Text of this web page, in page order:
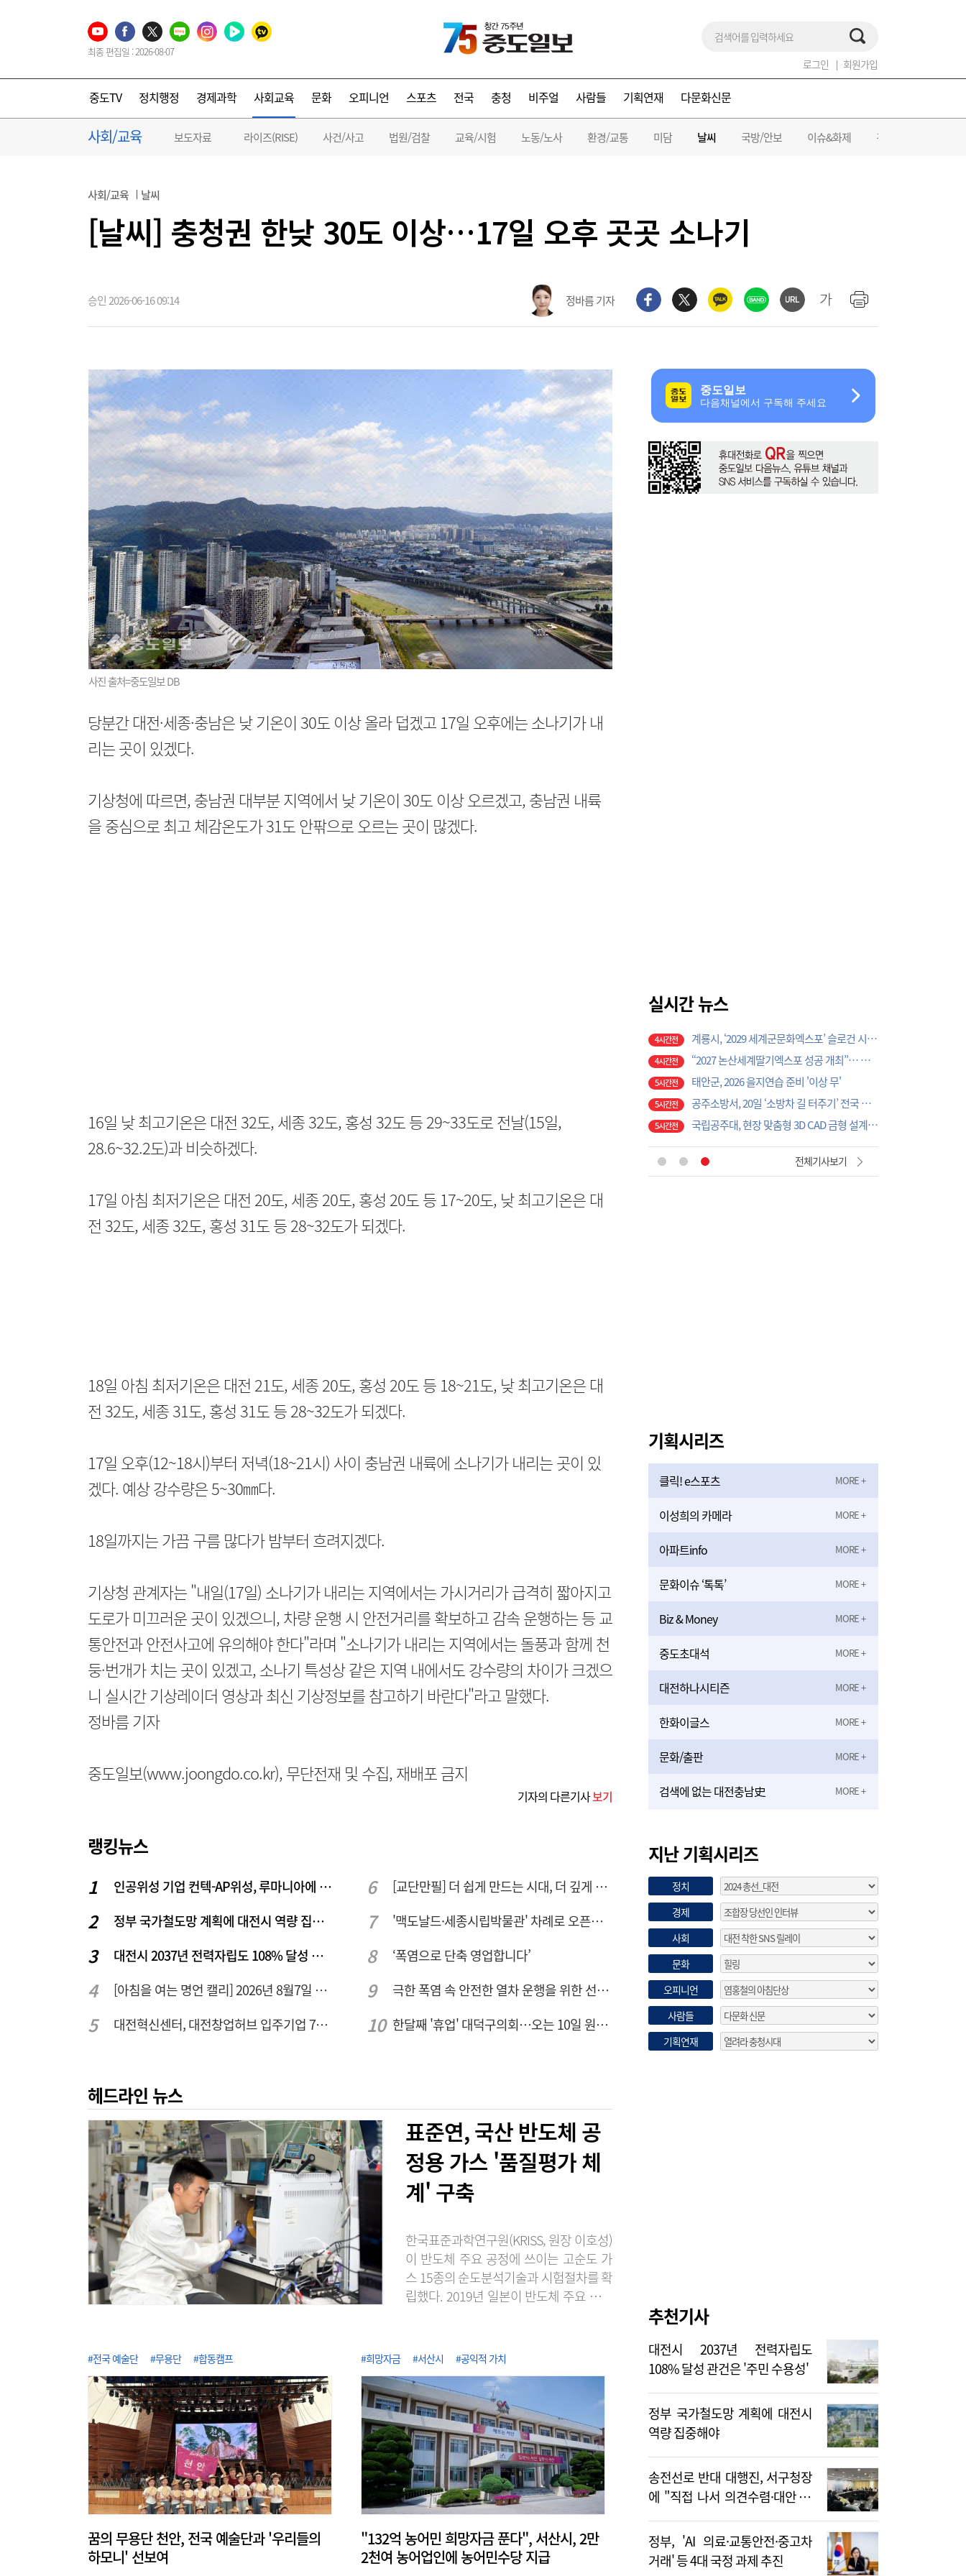
최종 편집일 : 2026-08-07
로그인 회원가입
중도TV 정치행정 경제과학 사회교육 문화 오피니언 스포츠 전국 충청 비주얼 사람들 기획연재 다문화신문
사회/교육 보도자료 라이즈(RISE) 사건/사고 법원/검찰 교육/시험 노동/노사 환경/교통 미담 날씨 국방/안보 이슈&화제 건강/의료
사회/교육 날씨
[날씨] 충청권 한낮 30도 이상…17일 오후 곳곳 소나기
승인 2026-06-16 09:14 정바름 기자
사진 출처=중도일보 DB
당분간 대전·세종·충남은 낮 기온이 30도 이상 올라 덥겠고 17일 오후에는 소나기가 내
리는 곳이 있겠다.
기상청에 따르면, 충남권 대부분 지역에서 낮 기온이 30도 이상 오르겠고, 충남권 내륙
을 중심으로 최고 체감온도가 31도 안팎으로 오르는 곳이 많겠다.
16일 낮 최고기온은 대전 32도, 세종 32도, 홍성 32도 등 29~33도로 전날(15일,
28.6~32.2도)과 비슷하겠다.
17일 아침 최저기온은 대전 20도, 세종 20도, 홍성 20도 등 17~20도, 낮 최고기온은 대
전 32도, 세종 32도, 홍성 31도 등 28~32도가 되겠다.
18일 아침 최저기온은 대전 21도, 세종 20도, 홍성 20도 등 18~21도, 낮 최고기온은 대
전 32도, 세종 31도, 홍성 31도 등 28~32도가 되겠다.
17일 오후(12~18시)부터 저녁(18~21시) 사이 충남권 내륙에 소나기가 내리는 곳이 있
겠다. 예상 강수량은 5~30㎜다.
18일까지는 가끔 구름 많다가 밤부터 흐려지겠다.
기상청 관계자는 "내일(17일) 소나기가 내리는 지역에서는 가시거리가 급격히 짧아지고
도로가 미끄러운 곳이 있겠으니, 차량 운행 시 안전거리를 확보하고 감속 운행하는 등 교
통안전과 안전사고에 유의해야 한다"라며 "소나기가 내리는 지역에서는 돌풍과 함께 천
둥·번개가 치는 곳이 있겠고, 소나기 특성상 같은 지역 내에서도 강수량의 차이가 크겠으
니 실시간 기상레이더 영상과 최신 기상정보를 참고하기 바란다"라고 말했다.
정바름 기자
중도일보(www.joongdo.co.kr), 무단전재 및 수집, 재배포 금지
기자의 다른기사보기
랭킹뉴스
인공위성 기업 컨텍-AP위성, 루마니아에 지상국 시스템 전수
정부 국가철도망 계획에 대전시 역량 집중해야
대전시 2037년 전력자립도 108% 달성 관건은 '주민 수용성'
[아침을 여는 명언 캘리] 2026년 8월7일 금요일
대전혁신센터, 대전창업허브 입주기업 7개사 모집
[교단만필] 더 쉽게 만드는 시대, 더 깊게 배우는 교육
'맥도날드·세종시립박물관' 차례로 오픈… 고운동 정주여건 좋아진다
‘폭염으로 단축 영업합니다’
극한 폭염 속 안전한 열차 운행을 위한 선로관리
한달째 '휴업' 대덕구의회…오는 10일 원구성 다시 돌입
헤드라인 뉴스
표준연, 국산 반도체 공
정용 가스 '품질평가 체
계' 구축
한국표준과학연구원(KRISS, 원장 이호성)
이 반도체 주요 공정에 쓰이는 고순도 가
스 15종의 순도분석기술과 시험절차를 확
립했다. 2019년 일본이 반도체 주요 소재
서 반도체 소재의 국산화와 공급망 다변화
수소 품질평가 서비스를 시작한 이래, 단
계적으로 대상을 늘려 최근 식각·세정·증
착용 고순도 가스 15종에 대한 순도분석
기반을 구축했다고 7일 밝혔다. 이로써 가
스별 표준 시험절차를 마련해 15종 전 품
목에..
#전국 예술단 #무용단 #합동캠프
꿈의 무용단 천안, 전국 예술단과 '우리들의
하모니' 선보여
#희망자금 #서산시 #공익적 가치
"132억 농어민 희망자금 푼다", 서산시, 2만
2천여 농어업인에 농어민수당 지급
실시간 뉴스
4시간전
4시간전 계룡시, ‘2029 세계군문화엑스포’ 슬로건 시민 공모전 개최
4시간전 “2027 논산세계딸기엑스포 성공 개최”… 지역 단체·기업 응원 열기 ‘후끈’
5시간전 태안군, 2026 을지연습 준비 '이상 무'
5시간전 공주소방서, 20일 ‘소방차 길 터주기’ 전국 긴급출동 훈련
5시간전 국립공주대, 현장 맞춤형 3D CAD 금형 설계 직무역량 강화 과정 성료
39분전 [현장에서 만난 사람]세계 최대 반도체 공정 장비 제조 기업 ASML 한종호 매니저
1시간전 대전교육청 교육국장에 명달호… 9월 1일자 181명 인사
전체기사보기
기획시리즈
클릭! e스포츠
이성희의 카메라
아파트info
문화이슈 ‘톡톡’
Biz & Money
중도초대석
대전하나시티즌
한화이글스
문화/출판
검색에 없는 대전충남史
지난 기획시리즈
정치
경제
사회
문화
오피니언
사람들
기획연재
추천기사
대전시 2037년 전력자립도
108% 달성 관건은 '주민 수용성'
정부 국가철도망 계획에 대전시
역량 집중해야
송전선로 반대 대행진, 서구청장
에 "직접 나서 의견수렴·대안 제
시해야"
정부, 'AI 의료·교통안전·중고차
거래' 등 4대 국정 과제 추진